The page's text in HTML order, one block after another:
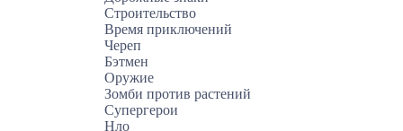
Строительство
Время приключений
Череп
Бэтмен
Оружие
Зомби против растений
Супергерои
Нло